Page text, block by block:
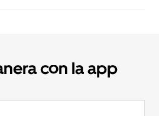
con la app